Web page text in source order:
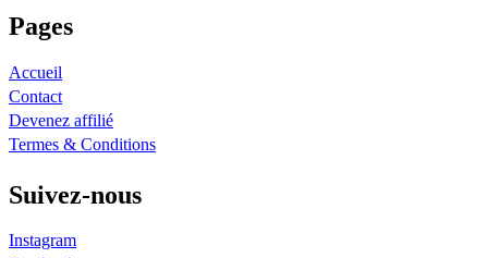
Pages
Accueil
Contact
Devenez affilié
Termes & Conditions
Suivez-nous
Instagram